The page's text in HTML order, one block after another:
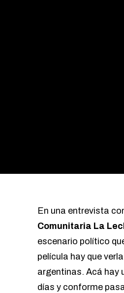
En una entrevista
Comunitaria La
escenario político
película hay que
argentinas. Acá hay
días y conforme